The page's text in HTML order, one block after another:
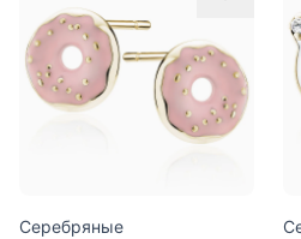
Серебряные